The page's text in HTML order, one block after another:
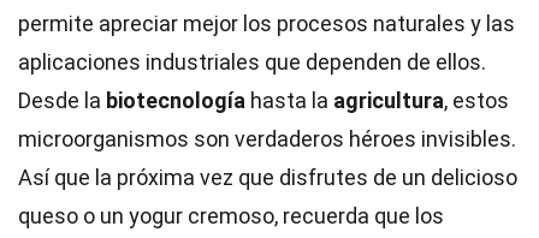
permite apreciar mejor los procesos naturales y las
aplicaciones industriales que dependen de ellos.
Desde la biotecnología hasta la agricultura, estos
microorganismos son verdaderos héroes invisibles.
Así que la próxima vez que disfrutes de un delicioso
queso o un yogur cremoso, recuerda que los